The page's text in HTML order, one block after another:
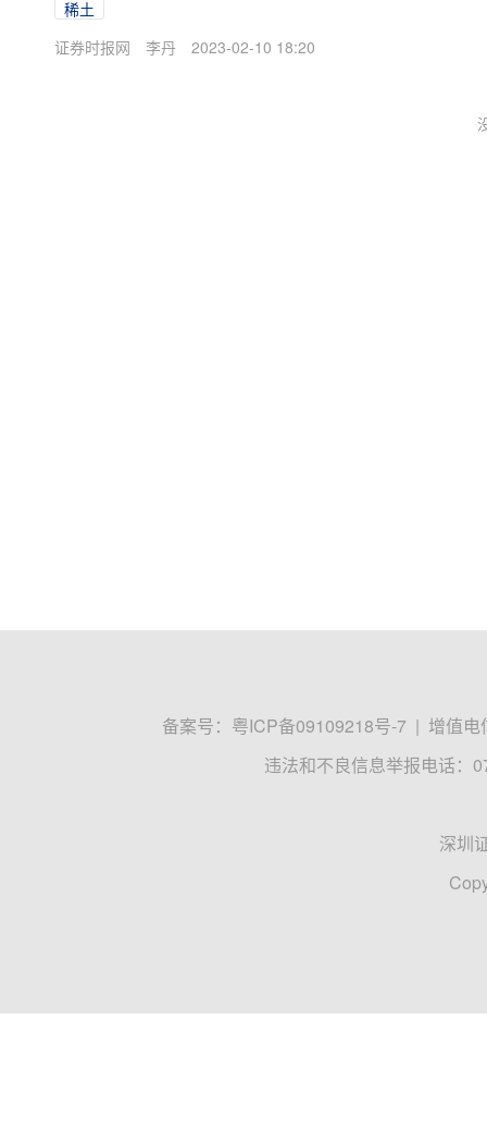
稀土
证券时报网
李丹 2023-02-10 18:20
备案号： 粤ICP备09109218号-7 | 增值电
违法和不良信息举报电话：
深圳